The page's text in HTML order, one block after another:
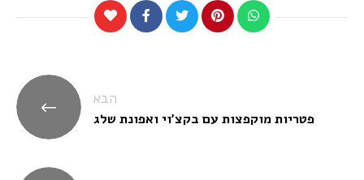
הבא
פטריות מוקפצות עם בקצ'וי ואפונת שלג